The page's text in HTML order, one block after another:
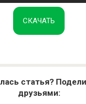
СКАЧАТЬ
статья?
друзьями: